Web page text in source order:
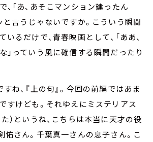
、「あ、あそこマンション建ったん
言うじゃないですか。こういう瞬間
るだけで、青春映画として、「ああ、
」っていう風に確信する瞬間だったり
ね、『上の句』。今回の前編ではあま
すけども。それゆえにミステリアス
た）というね、こちらは本当に天才の役
佑さん。千葉真一さんの息子さん。こ